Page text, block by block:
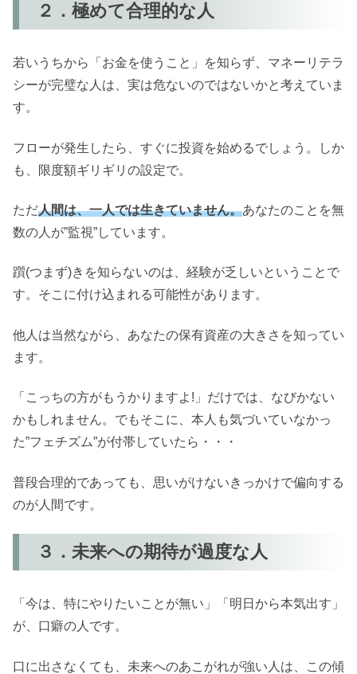
２．極めて合理的な人
若いうちから「お金を使うこと」を知らず、マネーリテラ
シーが完璧な人は、実は危ないのではないかと考えていま
す。
フローが発生したら、すぐに投資を始めるでしょう。しか
も、限度額ギリギリの設定で。
ただ人間は、一人では生きていません。あなたのことを無
数の人が”監視”しています。
躓(つまず)きを知らないのは、経験が乏しいということで
す。そこに付け込まれる可能性があります。
他人は当然ながら、あなたの保有資産の大きさを知ってい
ます。
「こっちの方がもうかりますよ!」だけでは、なびかない
かもしれません。でもそこに、本人も気づいていなかっ
た”フェチズム”が付帯していたら・・・
普段合理的であっても、思いがけないきっかけで偏向する
のが人間です。
３．未来への期待が過度な人
「今は、特にやりたいことが無い」「明日から本気出す」
が、口癖の人です。
口に出さなくても、未来へのあこがれが強い人は、この傾